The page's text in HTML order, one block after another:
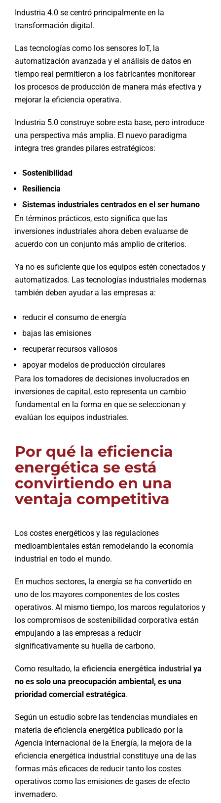
Industria 4.0 se centró principalmente en la
transformación digital.
Las tecnologías como los sensores IoT, la
automatización avanzada y el análisis de datos en
tiempo real permitieron a los fabricantes monitorear
los procesos de producción de manera más efectiva y
mejorar la eficiencia operativa.
Industria 5.0 construye sobre esta base, pero introduce
una perspectiva más amplia. El nuevo paradigma
integra tres grandes pilares estratégicos:
Sostenibilidad
Resiliencia
Sistemas industriales centrados en el ser humano
En términos prácticos, esto significa que las
inversiones industriales ahora deben evaluarse de
acuerdo con un conjunto más amplio de criterios.
Ya no es suficiente que los equipos estén conectados y
automatizados. Las tecnologías industriales modernas
también deben ayudar a las empresas a:
reducir el consumo de energía
bajas las emisiones
recuperar recursos valiosos
apoyar modelos de producción circulares
Para los tomadores de decisiones involucrados en
inversiones de capital, esto representa un cambio
fundamental en la forma en que se seleccionan y
evalúan los equipos industriales.
Por qué la eficiencia
energética se está
convirtiendo en una
ventaja competitiva
Los costes energéticos y las regulaciones
medioambientales están remodelando la economía
industrial en todo el mundo.
En muchos sectores, la energía se ha convertido en
uno de los mayores componentes de los costes
operativos. Al mismo tiempo, los marcos regulatorios y
los compromisos de sostenibilidad corporativa están
empujando a las empresas a reducir
significativamente su huella de carbono.
Como resultado, la eficiencia energética industrialya
no es solo una preocupación ambiental, es una
prioridad comercial estratégica.
Según un estudio sobre las tendencias mundiales en
materia de eficiencia energética publicado por la
Agencia Internacional de la Energía, la mejora de la
eficiencia energética industrial constituye una de las
formas más eficaces de reducir tanto los costes
operativos como las emisiones de gases de efecto
invernadero.